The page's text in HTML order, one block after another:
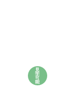
見
学
可
能